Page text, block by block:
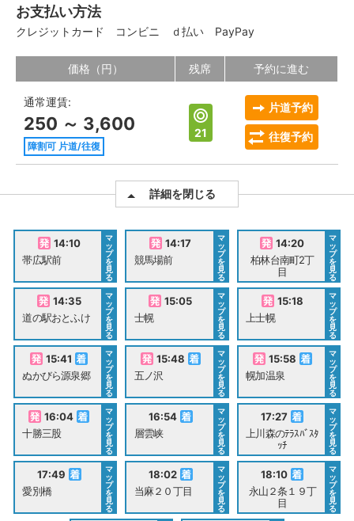
お支払い方法
クレジットカード コンビニ ｄ払い PayPay
価格（円） 残席 予約に進む
通常運賃:
250 ～ 3,600
障割可 片道/往復
21
片道予約
往復予約
詳細を閉じる
14:10
帯広駅前
マ
ッ
プ
を
見
る
14:17
競馬場前
マ
ッ
プ
を
見
る
14:20
柏林台南町2丁
目
マ
ッ
プ
を
見
る
14:35
道の駅おとふけ
マ
ッ
プ
を
見
る
15:05
士幌
マ
ッ
プ
を
見
る
15:18
上士幌
マ
ッ
プ
を
見
る
15:41
ぬかびら源泉郷
マ
ッ
プ
を
見
る
15:48
五ノ沢
マ
ッ
プ
を
見
る
15:58
幌加温泉
マ
ッ
プ
を
見
る
16:04
十勝三股
マ
ッ
プ
を
見
る
16:54
層雲峡
マ
ッ
プ
を
見
る
17:27
上川森のﾃﾗｽﾊﾞｽﾀ
ｯﾁ
マ
ッ
プ
を
見
る
17:49
愛別橋
マ
ッ
プ
を
見
る
18:02
当麻２０丁目
マ
ッ
プ
を
見
る
18:10
永山２条１９丁
目
マ
ッ
プ
を
見
る